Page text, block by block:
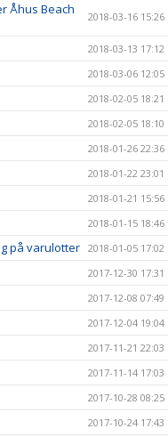
Åhus Beach
2018-03-16 15:26
2018-03-13 17:12
2018-03-06 12:05
2018-02-05 18:21
2018-02-05 18:10
2018-01-26 22:36
2018-01-22 23:01
2018-01-21 15:56
2018-01-15 18:46
på varulotter 2018-01-05 17:02
2017-12-30 17:31
2017-12-08 07:49
2017-12-04 19:04
2017-11-21 22:03
2017-11-14 17:03
2017-10-28 08:25
2017-10-24 17:43